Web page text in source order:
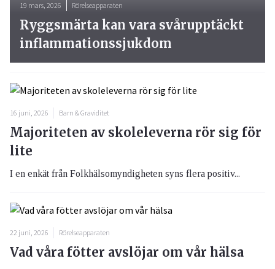
16 juni, 2026 Barn & Graviditet
Majoriteten av skoleleverna rör sig för
lite
I en enkät från Folkhälsomyndigheten syns flera positiv...
22 juni, 2026 Rörelseapparaten
Vad våra fötter avslöjar om vår hälsa
19 mars, 2026 Rörelseapparaten
Ryggsmärta kan vara svårupptäckt
inflammationssjukdom